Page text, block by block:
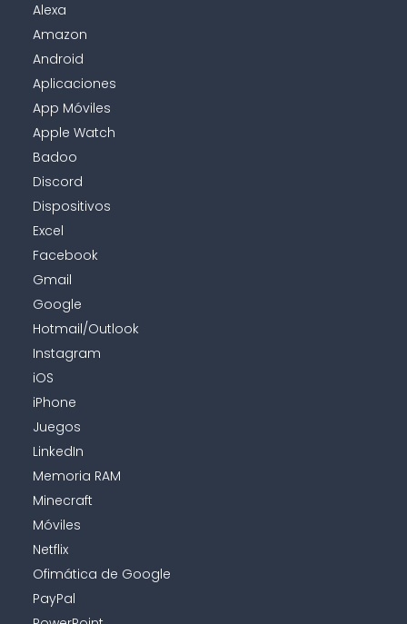
Alexa
Amazon
Android
Aplicaciones
App Móviles
Apple Watch
Badoo
Discord
Dispositivos
Excel
Facebook
Gmail
Google
Hotmail/Outlook
Instagram
iOS
iPhone
Juegos
LinkedIn
Memoria RAM
Minecraft
Móviles
Netflix
Ofimática de Google
PayPal